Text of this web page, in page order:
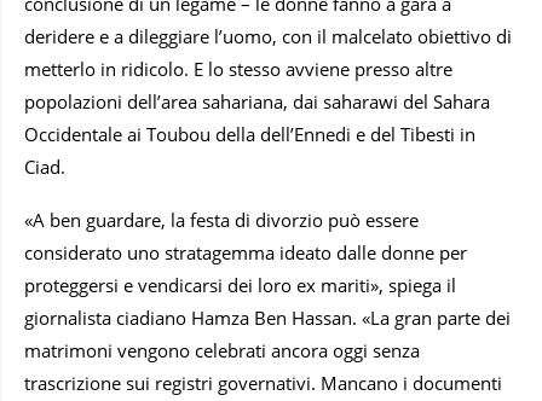
deridere e a dileggiare l’uomo, con il malcelato obiettivo di
metterlo in ridicolo. E lo stesso avviene presso altre
popolazioni dell’area sahariana, dai saharawi del Sahara
Occidentale ai Toubou della dell’Ennedi e del Tibesti in
Ciad.
«A ben guardare, la festa di divorzio può essere
considerato uno stratagemma ideato dalle donne per
proteggersi e vendicarsi dei loro ex mariti», spiega il
giornalista ciadiano Hamza Ben Hassan. «La gran parte dei
matrimoni vengono celebrati ancora oggi senza
trascrizione sui registri governativi. Mancano i documenti